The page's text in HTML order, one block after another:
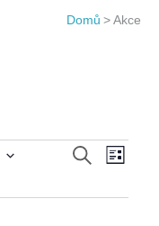
Domů >Akce
hledání
Hledat
Seznam